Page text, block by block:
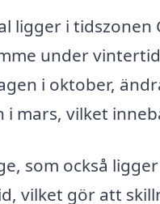
ligger i
under
i oktober,
i mars, vilket
som också
vilket gör att